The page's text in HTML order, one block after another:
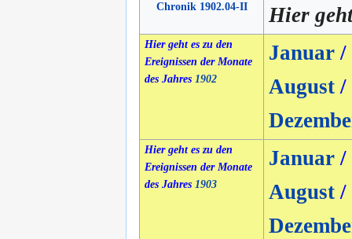
Chronik 1902.04-II Hier
Hier geht es zu den
Ereignissen der Monate
des Jahres 1902
Januar/
August/
Hier geht es zu den
Ereignissen der Monate
des Jahres 1903
Januar/
August/